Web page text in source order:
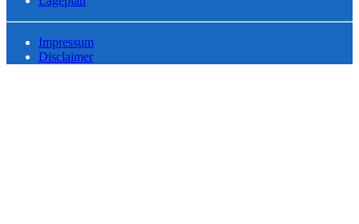
Impressum
Disclaimer